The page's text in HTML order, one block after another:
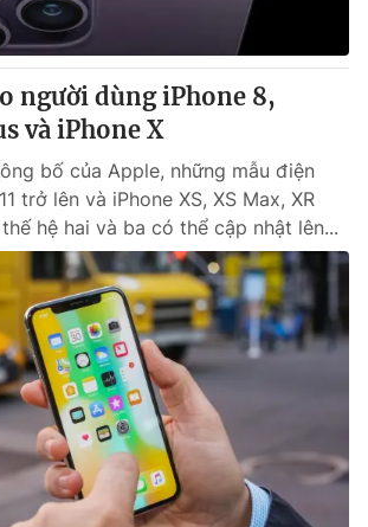
báo VTV
báo in và báo điện tử số 483/GP-BTTTT
Thủy
Nguyễn Thị Mỹ Hạnh, Phạm Quốc Thắng,
355 931 - 024.38 355 932
VTV:024.66 897 897
024-7300.7108
người dùng iPhone 8,
và iPhone X
bố của Apple, những mẫu điện
trở lên và iPhone XS, XS Max, XR
hệ hai và ba có thể cập nhật lên...